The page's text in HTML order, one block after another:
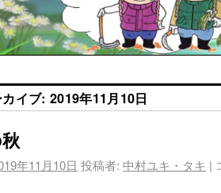
イブ: 2019年11月10日
年11月10日 投稿者: 中村ユキ・タキ |